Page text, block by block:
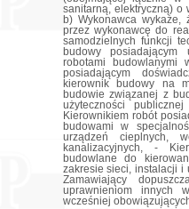
sanitarną, elektryczną) o
b) Wykonawca wykaże,
przez wykonawcę do
samodzielnych funkcji
budowy
robotami budowlanymi
posiadającym
kierownik budowy na
budowie związanej z
użyteczności
Kierownikiem robót
budowami w
urządzeń cieplnych,
kanalizacyjnych, -
budowlane do
zakresie sieci, instalacji i
Zamawiający
uprawnieniom innych
wcześniej